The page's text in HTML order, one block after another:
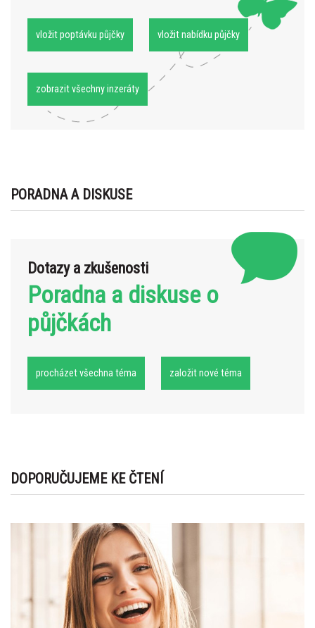
vložit poptávku půjčky vložit nabídku půjčky
zobrazit všechny inzeráty
PORADNA A DISKUSE
Dotazy a zkušenosti
Poradna a diskuse o
půjčkách
procházet všechna téma založit nové téma
DOPORUČUJEME KE ČTENÍ